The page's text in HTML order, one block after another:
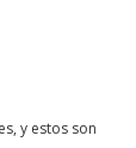
y estos son